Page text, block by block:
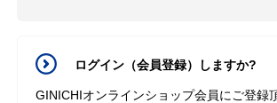
ログイン（会員登録）しますか?
GINICHIオンラインショップ会員にご登録